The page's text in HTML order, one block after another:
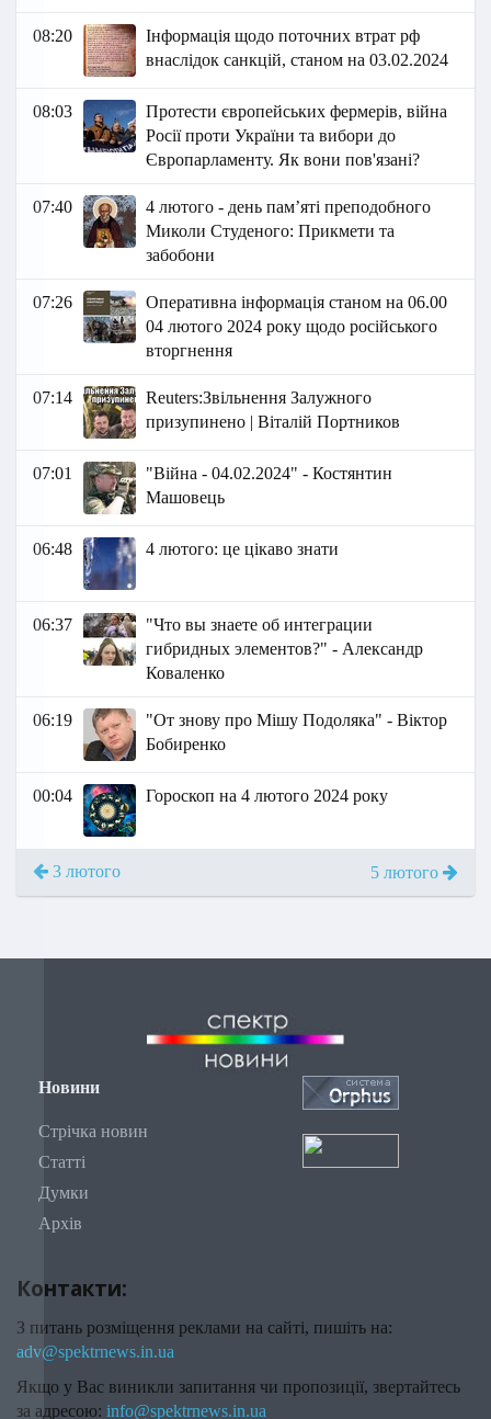
08:20
Інформація щодо поточних втрат рф
внаслідок санкцій, станом на 03.02.2024
08:03
Протести європейських фермерів, війна
Росії проти України та вибори до
Європарламенту. Як вони пов'язані?
07:40
4 лютого - день пам’яті преподобного
Миколи Студеного: Прикмети та
забобони
07:26
Оперативна інформація станом на 06.00
04 лютого 2024 року щодо російського
вторгнення
07:14
Reuters:Звільнення Залужного
призупинено | Віталій Портников
07:01
"Війна - 04.02.2024" - Костянтин
Машовець
06:48 4 лютого: це цікаво знати
06:37
"Что вы знаете об интеграции
гибридных элементов?" - Александр
Коваленко
06:19
"От знову про Мішу Подоляка" - Віктор
Бобиренко
00:04 Гороскоп на 4 лютого 2024 року
3 лютого 5 лютого
Новини
Стрічка новин
Статті
Думки
Архів
Контакти:
З питань розміщення реклами на сайті, пишіть на:
adv@spektrnews.in.ua
Якщо у Вас виникли запитання чи пропозиції, звертайтесь
за адресою: info@spektrnews.in.ua